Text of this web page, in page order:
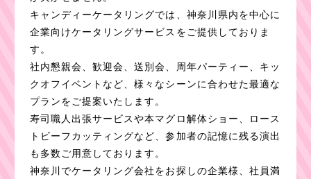
キャンディーケータリングでは、神奈川県内を中心に
企業向けケータリングサービスをご提供しておりま
す。
社内懇親会、歓迎会、送別会、周年パーティー、キッ
クオフイベントなど、様々なシーンに合わせた最適な
プランをご提案いたします。
寿司職人出張サービスや本マグロ解体ショー、ロース
トビーフカッティングなど、参加者の記憶に残る演出
も多数ご用意しております。
神奈川でケータリング会社をお探しの企業様、社員満